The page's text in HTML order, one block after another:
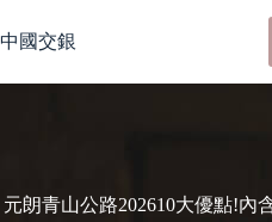
to
content
中國交銀
元朗青山公路202610大優點!內